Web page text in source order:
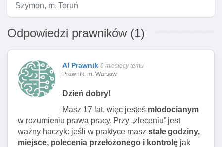
Szymon, m. Toruń
Odpowiedzi prawników (1)
AI Prawnik 6 miesięcy temu
Prawnik, m. Warsaw
Dzień dobry!
Masz 17 lat, więc jesteś młodocianym
w rozumieniu prawa pracy. Przy „zleceniu” jest
ważny haczyk: jeśli w praktyce masz stałe godziny,
miejsce, polecenia przełożonego i kontrolę jak